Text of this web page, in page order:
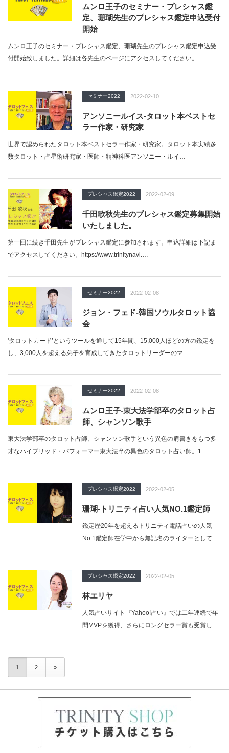
ムンロ王子のセミナー・プレシャス鑑
定、珊瑚先生のプレシャス鑑定申込受付
開始
ムンロ王子のセミナー・プレシャス鑑定、珊瑚先生のプレシャス鑑定申込受
付開始致しました。詳細は各先生のページにアクセスしてください。
セミナー2022 2022-02-10
アンソニールイス-タロット本ベストセ
ラー作家・研究家
世界で認められたタロット本ベストセラー作家・研究家。タロット本実績多
数タロット・占星術研究家・医師・精神科医アンソニー・ルイ…
プレシャス鑑定2022 2022-02-09
千田歌秋先生のプレシャス鑑定募集開始
いたしました。
第一回に続き千田先生がプレシャス鑑定に参加されます。申込詳細は下記ま
でアクセスしてください。https://www.trinitynavi.…
セミナー2022 2022-02-08
ジョン・フェド-韓国ソウルタロット協
会
'タロットカード’というツールを通して15年間、15,000人ほどの方の鑑定を
し、3,000人を超える弟子を育成してきたタロットリーダーのマ…
セミナー2022 2022-02-08
ムンロ王子-東大法学部卒のタロット占
師、シャンソン歌手
東大法学部卒のタロット占師、シャンソン歌手という異色の肩書きをもつ多
才なハイブリッド・パフォーマー東大法卒の異色のタロット占い師。1…
プレシャス鑑定2022 2022-02-05
珊瑚-トリニティ占い人気NO.1鑑定師
鑑定歴20年を超えるトリニティ電話占いの人気
No.1鑑定師在学中から無記名のライターとして書
プレシャス鑑定2022 2022-02-05
林エリヤ
人気占いサイト『Yahoo!占い』では二年連続で年
間MVPを獲得、さらにロングセラー賞も受賞した
1 2 »